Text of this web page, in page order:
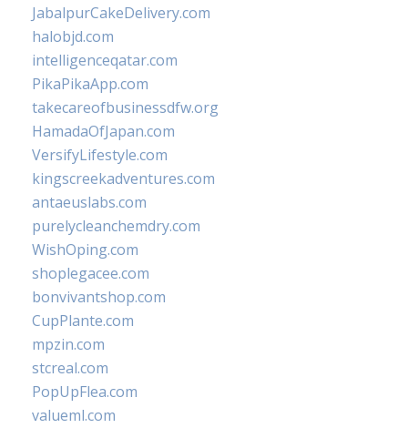
JabalpurCakeDelivery.com
halobjd.com
intelligenceqatar.com
PikaPikaApp.com
takecareofbusinessdfw.org
HamadaOfJapan.com
VersifyLifestyle.com
kingscreekadventures.com
antaeuslabs.com
purelycleanchemdry.com
WishOping.com
shoplegacee.com
bonvivantshop.com
CupPlante.com
mpzin.com
stcreal.com
PopUpFlea.com
valueml.com